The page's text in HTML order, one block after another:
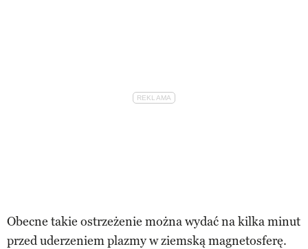
Obecne takie ostrzeżenie można wydać na kilka minut
przed uderzeniem plazmy w ziemską magnetosferę.